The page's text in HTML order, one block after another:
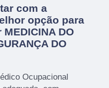
com a
opção para
DO
DO
Ocupacional